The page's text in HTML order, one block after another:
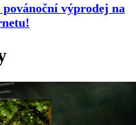
výprodej na